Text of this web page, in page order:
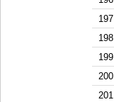
197
198
199
200
201